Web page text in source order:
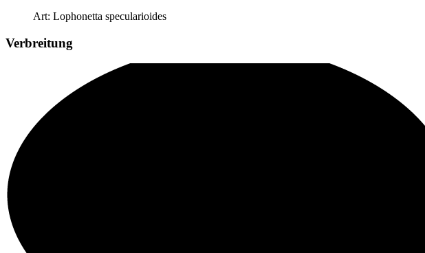
Art: Lophonetta specularioides
Verbreitung